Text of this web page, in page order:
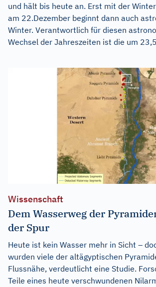
und hält bis heute an. Erst mit der
am 22.Dezember beginnt dann auch
Winter. Verantwortlich für diesen
Wechsel der Jahreszeiten ist die um
Wissenschaft
Dem Wasserweg der
der Spur
Heute ist kein Wasser mehr in Sicht –
wurden viele der altägyptischen
Flussnähe, verdeutlicht eine Studie.
Teile eines heute verschwundenen